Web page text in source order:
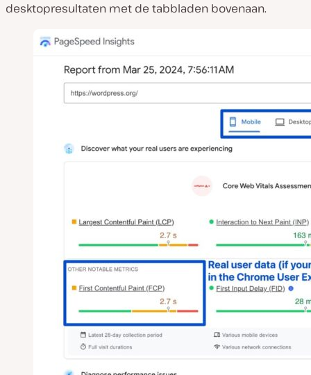
desktopresultaten met de tabbladen bovenaan.